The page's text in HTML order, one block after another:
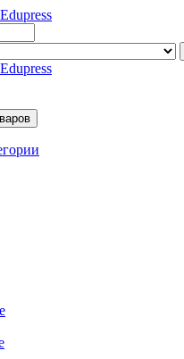
Узбекистан, книги,